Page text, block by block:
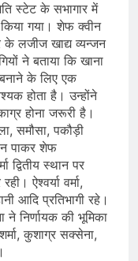
स्टेट के सभागार में
गया। शेफ क्वीन
के लजीज खाद्य व्यन्जन
ने बताया कि खाना
के लिए एक
होता है। उन्होंने
होना जरूरी है।
समौसा, पकौड़ी
पाकर शेफ
द्वितीय स्थान पर
ऐश्वर्या वर्मा,
आदि प्रतिभागी रहे।
ने निर्णायक की भूमिका
कुशाग्र सक्सेना,